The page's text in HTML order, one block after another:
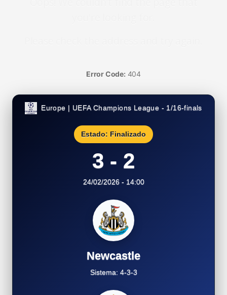
Error Code: 404
Europe | UEFA Champions League - 1/16-finals
Newcastle
Sistema: 4-3-3
Estado: Finalizado
3 - 2
24/02/2026 - 14:00